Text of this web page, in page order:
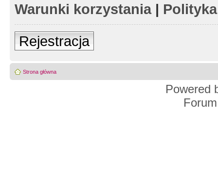
Warunki korzystania|
Rejestracja
Strona główna
Powered